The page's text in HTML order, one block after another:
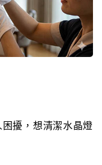
擾，想清潔水晶燈